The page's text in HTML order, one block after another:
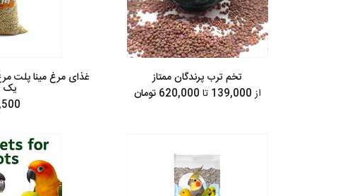
تخم ترب پرندگان ممتاز
از
تا
غذای مرغ مینا پلت
یک
99,500